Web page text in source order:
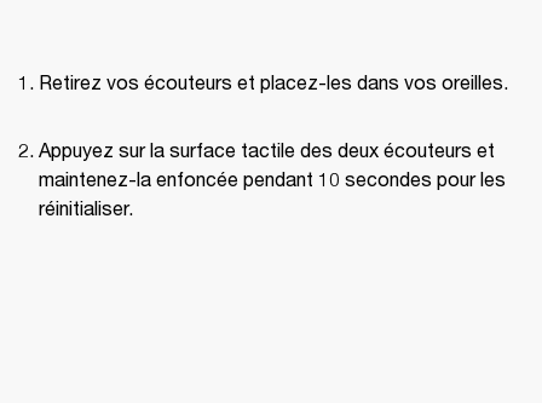
Retirez vos écouteurs et placez-les dans vos oreilles.
Appuyez sur la surface tactile des deux écouteurs et
maintenez-la enfoncée pendant 10 secondes pour les
réinitialiser.